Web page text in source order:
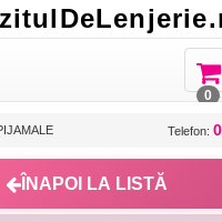
0
Telefon:
ÎNAPOI LA LISTĂ